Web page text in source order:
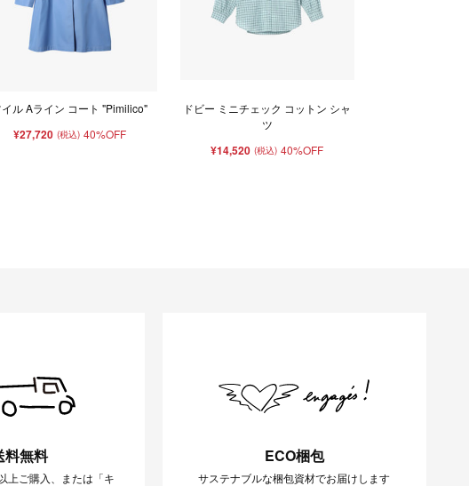
イル Aライン コート "Pimilico"
¥27,720 (税込) 40%OFF
ドビー ミニチェック コットン シャ
ツ
¥14,520 (税込) 40%OFF
料無料
上ご購入、または「キ
ECO梱包
サステナブルな梱包資材でお届けします